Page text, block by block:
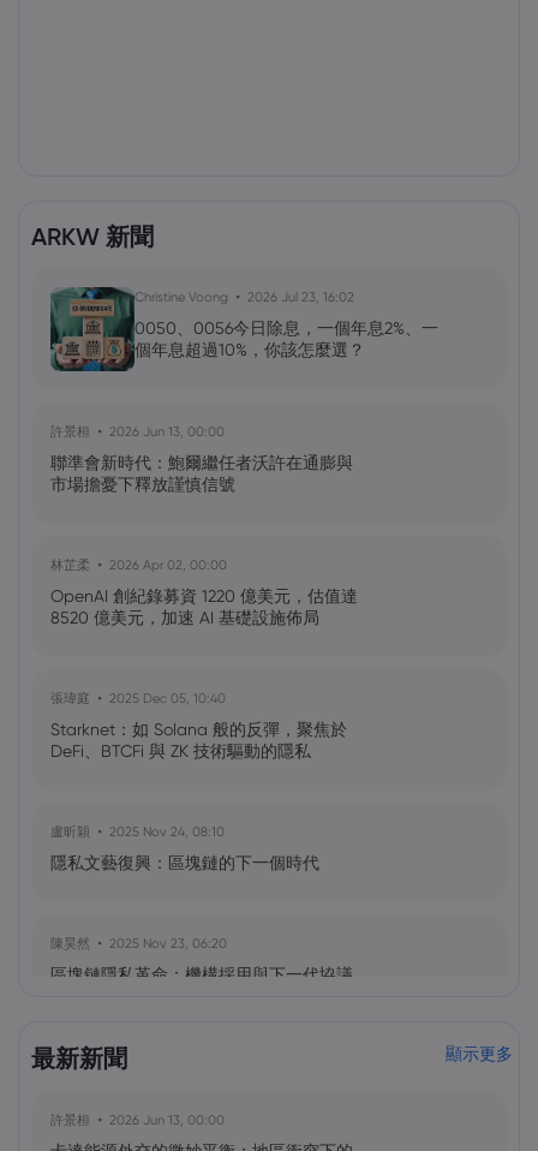
ARKW 新聞
Christine Voong 2026 Jul 23, 16:02
0050、0056今日除息，一個年息2%、一
個年息超過10%，你該怎麼選？
許景桓 2026 Jun 13, 00:00
聯準會新時代：鮑爾繼任者沃許在通膨與
市場擔憂下釋放謹慎信號
林芷柔 2026 Apr 02, 00:00
OpenAI 創紀錄募資 1220 億美元，估值達
8520 億美元，加速 AI 基礎設施佈局
張瑋庭 2025 Dec 05, 10:40
Starknet：如 Solana 般的反彈，聚焦於
DeFi、BTCFi 與 ZK 技術驅動的隱私
盧昕穎 2025 Nov 24, 08:10
隱私文藝復興：區塊鏈的下一個時代
陳昊然 2025 Nov 23, 06:20
區塊鏈隱私革命：機構採用與下一代協議
張瑋庭 2025 Nov 22, 07:40
最新新聞 顯示更多
許景桓 2026 Jun 13, 00:00